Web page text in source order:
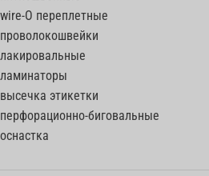
wire-O переплетные
проволокошвейки
лакировальные
ламинаторы
высечка этикетки
перфорационно-биговальные
оснастка